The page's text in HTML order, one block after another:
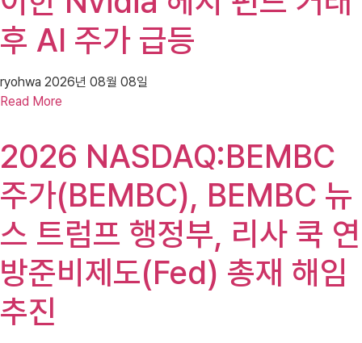
후 AI 주가 급등
ryohwa 2026년 08월 08일
Read More
2026 NASDAQ:BEMBC
주가(BEMBC), BEMBC 뉴
스 트럼프 행정부, 리사 쿡 연
방준비제도(Fed) 총재 해임
추진